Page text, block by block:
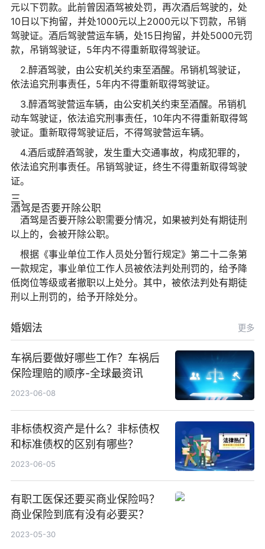
元以下罚款。此前曾因酒驾被处罚，再次酒后驾驶的，处
10日以下拘留，并处1000元以上2000元以下罚款，吊销
驾驶证。酒后驾驶营运车辆，处15日拘留，并处5000元罚
款，吊销驾驶证，5年内不得重新取得驾驶证。
2.醉酒驾驶，由公安机关约束至酒醒。吊销机驾驶证，
依法追究刑事责任，5年内不得重新取得驾驶证。
3.醉酒驾驶营运车辆，由公安机关约束至酒醒。吊销机
动车驾驶证，依法追究刑事责任，10年内不得重新取得驾
驶证。重新取得驾驶证后，不得驾驶营运车辆。
4.酒后或醉酒驾驶，发生重大交通事故，构成犯罪的，
依法追究刑事责任。吊销驾驶证，终生不得重新取得驾驶
证。
三、
酒驾是否要开除公职
酒驾是否要开除公职需要分情况，如果被判处有期徒刑
以上的，会被开除公职。
根据《事业单位工作人员处分暂行规定》第二十二条第
一款规定，事业单位工作人员被依法判处刑罚的，给予降
低岗位等级或者撤职以上处分。其中，被依法判处有期徒
刑以上刑罚的，给予开除处分。
婚姻法 更多
车祸后要做好哪些工作？车祸后
保险理赔的顺序-全球最资讯
2023-06-08
非标债权资产是什么？非标债权
和标准债权的区别有哪些？
2023-06-05
有职工医保还要买商业保险吗？
商业保险到底有没有必要买？
2023-05-30